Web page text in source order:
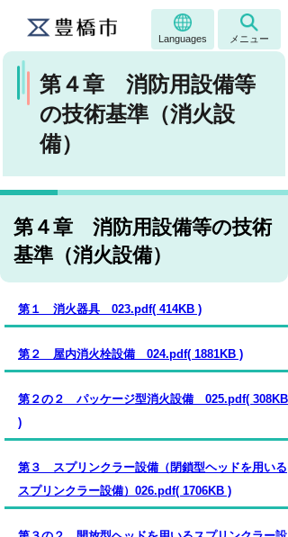
Languages メニュー
第４章 消防用設備等
の技術基準（消火設
備）
第４章 消防用設備等の技術
基準（消火設備）
第１ 消火器具 023.pdf( 414KB )
第２ 屋内消火栓設備 024.pdf( 1881KB )
第２の２ パッケージ型消火設備 025.pdf( 308KB
)
第３ スプリンクラー設備（閉鎖型ヘッドを用いる
スプリンクラー設備）026.pdf( 1706KB )